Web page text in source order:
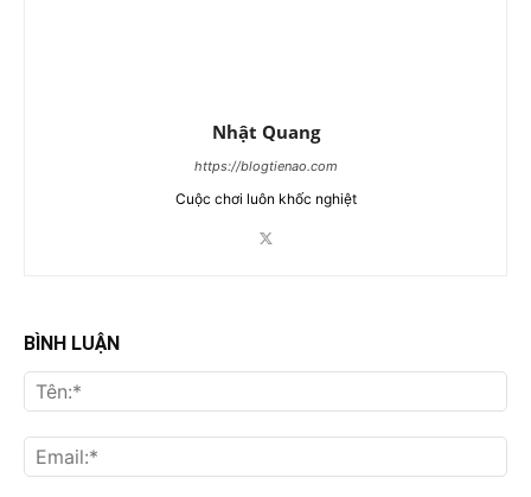
Nhật Quang
https://blogtienao.com
Cuộc chơi luôn khốc nghiệt
BÌNH LUẬN